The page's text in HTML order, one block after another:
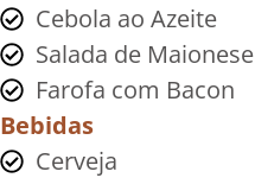
Cebola ao Azeite
Salada de Maionese
Farofa com Bacon
Bebidas
Cerveja